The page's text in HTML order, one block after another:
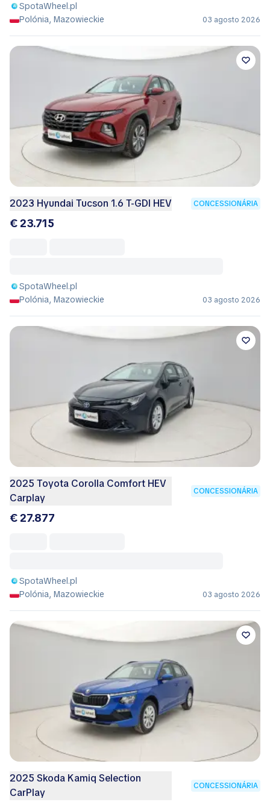
SpotaWheel.pl
Polónia, Mazowieckie
03 agosto 2026
2023 Hyundai Tucson 1.6 T-GDI HEV CONCESSIONÁRIA
€ 23.715
SpotaWheel.pl
Polónia, Mazowieckie
03 agosto 2026
2025 Toyota Corolla Comfort HEV
Carplay
CONCESSIONÁRIA
€ 27.877
SpotaWheel.pl
Polónia, Mazowieckie
03 agosto 2026
2025 Skoda Kamiq Selection
CarPlay
CONCESSIONÁRIA